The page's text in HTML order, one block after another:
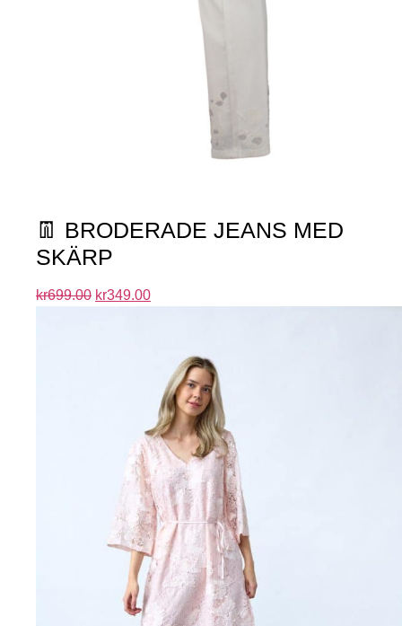
👖 BRODERADE JEANS MED
SKÄRP
kr699.00 kr349.00